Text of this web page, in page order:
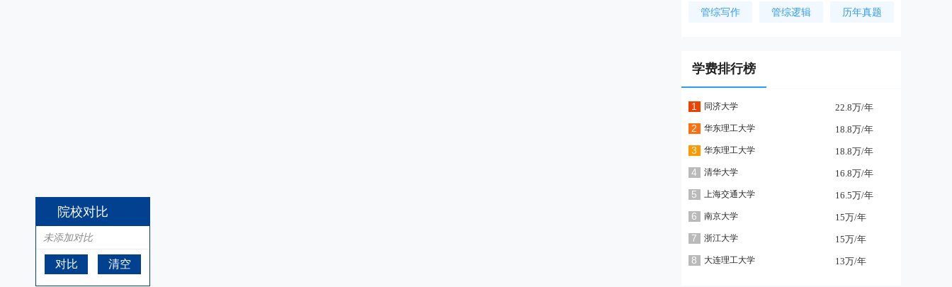
管综写作 管综逻辑 历年真题
学费排行榜
1 同济大学 22.8万/年
2 华东理工大学 18.8万/年
3 华东理工大学 18.8万/年
4 清华大学 16.8万/年
5 上海交通大学 16.5万/年
6 南京大学 15万/年
7 浙江大学 15万/年
8 大连理工大学 13万/年
院校对比
未添加对比
对比 清空